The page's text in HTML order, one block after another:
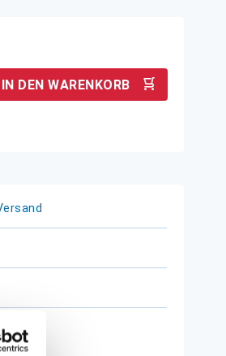
IN DEN WARENKORB